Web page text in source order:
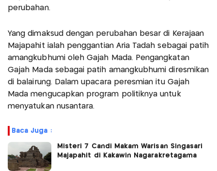
perubahan.
Yang dimaksud dengan perubahan besar di Kerajaan
Majapahit ialah penggantian Aria Tadah sebagai patih
amangkubhumi oleh Gajah Mada. Pengangkatan
Gajah Mada sebagai patih amangkubhumi diresmikan
di balairung. Dalam upacara peresmian itu Gajah
Mada mengucapkan program politiknya untuk
menyatukan nusantara.
Baca Juga :
Misteri 7 Candi Makam Warisan Singasari
Majapahit di Kakawin Nagarakretagama